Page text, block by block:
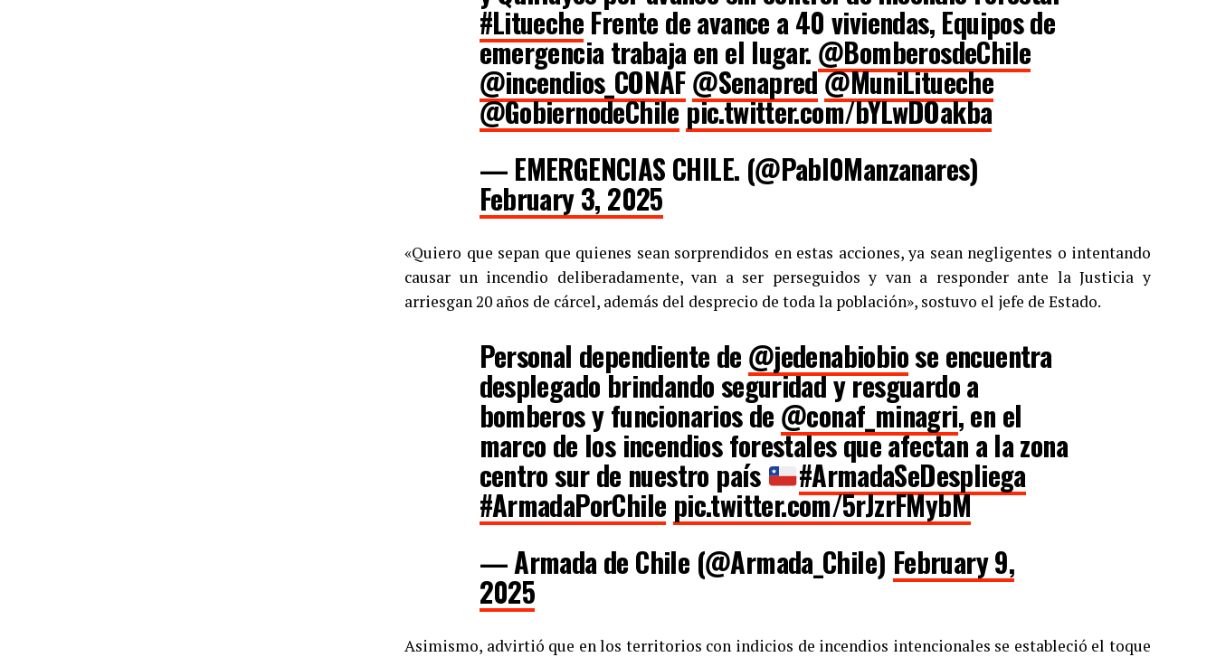
#Litueche Frente de avance a 40 viviendas, Equipos de
emergencia trabaja en el lugar. @BomberosdeChile
@incendios_CONAF@Senapred@MuniLitueche
@GobiernodeChile pic.twitter.com/bYLwDOakba
— EMERGENCIAS CHILE. (@Pabl0Manzanares)
February 3, 2025
«Quiero que sepan que quienes sean sorprendidos en estas acciones, ya sean negligentes o intentando
causar un incendio deliberadamente, van a ser perseguidos y van a responder ante la Justicia y
arriesgan 20 años de cárcel, además del desprecio de toda la población», sostuvo el jefe de Estado.
Personal dependiente de @jedenabiobiose encuentra
desplegado brindando seguridad y resguardo a
bomberos y funcionarios de @conaf_minagri, en el
marco de los incendios forestales que afectan a la zona
centro sur de nuestro país #ArmadaSeDespliega
#ArmadaPorChile pic.twitter.com/5rJzrFMybM
— Armada de Chile (@Armada_Chile) February 9,
2025
Asimismo, advirtió que en los territorios con indicios de incendios intencionales se estableció el toque